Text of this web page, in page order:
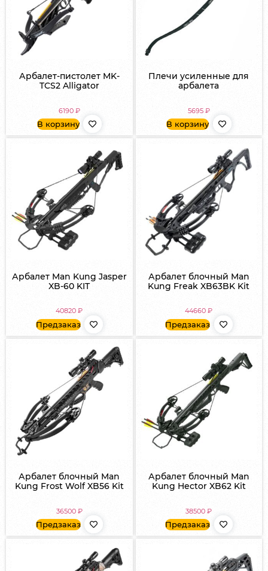
Арбалет-пистолет MK-
TCS2 Alligator
6190 ₽
В корзину
Плечи усиленные для
арбалета
5695 ₽
В корзину
Арбалет Man Kung Jasper
XB-60 KIT
40820₽
Предзаказ
Арбалет блочный Man
Kung Freak XB63BK Kit
44660₽
Предзаказ
Арбалет блочный Man
Kung Frost Wolf XB56 Kit
36500 ₽
Предзаказ
Арбалет блочный Man
Kung Hector XB62 Kit
38500₽
Предзаказ